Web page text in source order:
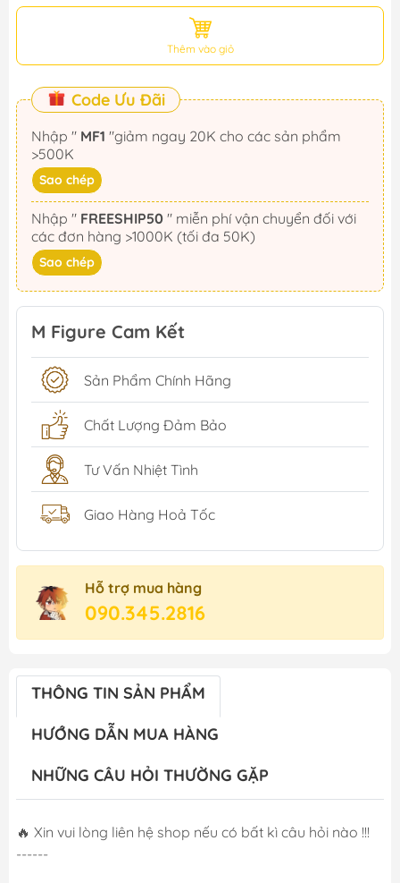
Thêm vào giỏ
Code Ưu Đãi
Nhập " MF1
>500K
Sao chép
Nhập " FREESHIP50
các đơn hàng >1000K (tối đa 50K)
Sao chép
M Figure Cam Kết
Sản Phẩm Chính Hãng
Chất Lượng Đảm Bảo
Tư Vấn Nhiệt Tình
Giao Hàng Hoả Tốc
Hỗ trợ mua hàng
090.345.2816
THÔNG TIN SẢN PHẨM
HƯỚNG DẪN MUA HÀNG
NHỮNG CÂU HỎI THƯỜNG GẶP
🔥 Xin vui lòng liên hệ shop nếu có bất kì câu hỏi nào !!!
------